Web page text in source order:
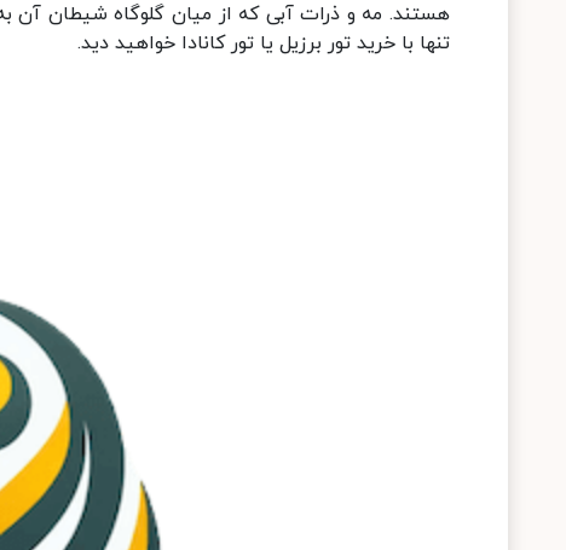
تنها با خرید تور برزیل یا تور کانادا خواهید دید.